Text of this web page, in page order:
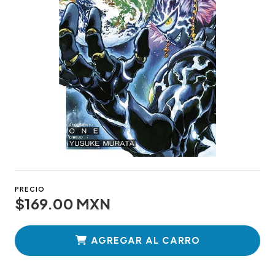
PRECIO
$169.00 MXN
AGREGAR AL CARRO